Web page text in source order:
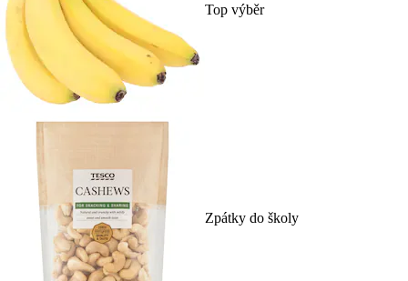
Top výběr
Zpátky do školy